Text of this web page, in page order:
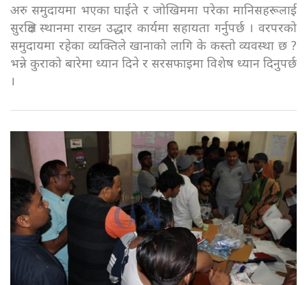
अरु समुदायमा भएका घाईते र जोखिममा परेका मानिसहरूलाई
सुरक्षित स्थानमा राख्न उद्धार कार्यमा सहायता गर्नुपर्छ । वरपरको
समुदायमा रहेका व्यक्तिले खानाको लागि के कस्तो व्यवस्था छ ?
भन्ने कुराको बारेमा ध्यान दिने र सरसफाइमा विशेष ध्यान दिनुपर्छ
।